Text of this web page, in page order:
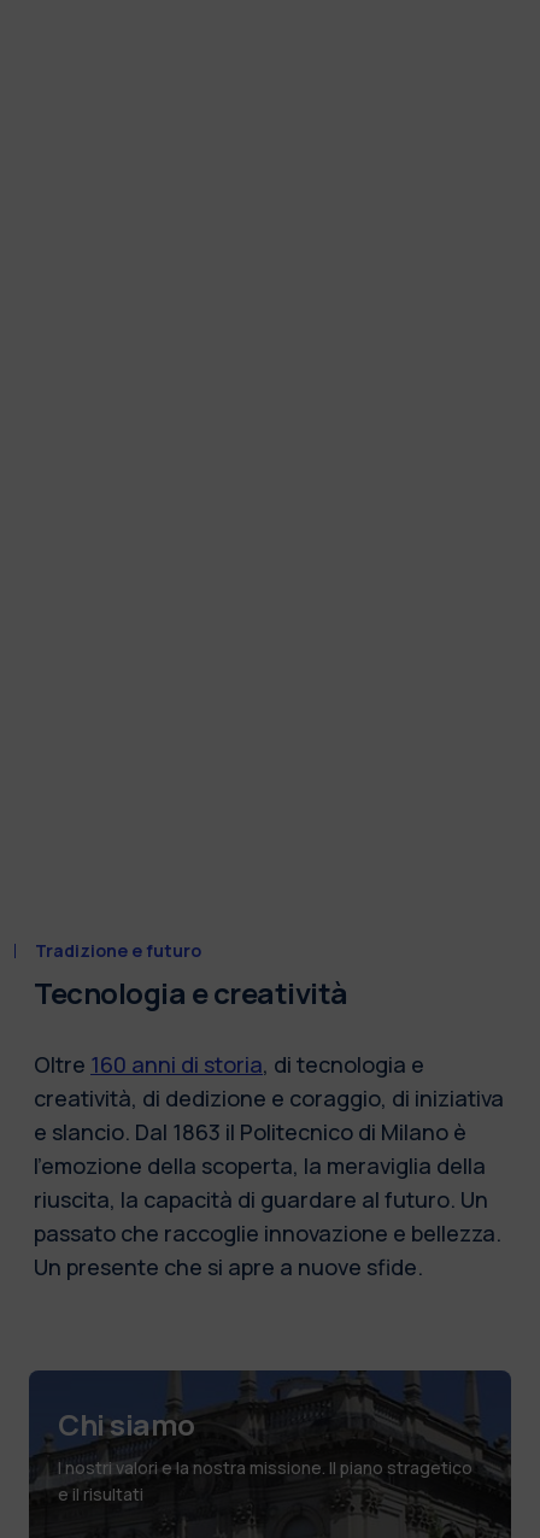
Tradizione e futuro
Tecnologia e creatività
Oltre 160 anni di storia, di tecnologia e
creatività, di dedizione e coraggio, di iniziativa
e slancio. Dal 1863 il Politecnico di Milano è
l’emozione della scoperta, la meraviglia della
riuscita, la capacità di guardare al futuro. Un
passato che raccoglie innovazione e bellezza.
Un presente che si apre a nuove sfide.
Chi siamo
I nostri valori e la nostra missione. Il piano stragetico
e il risultati